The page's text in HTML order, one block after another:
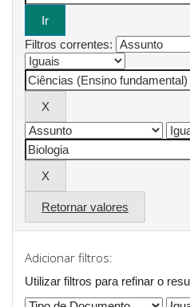
Filtros correntes:
Retornar valores
Adicionar filtros:
Utilizar filtros para refinar o